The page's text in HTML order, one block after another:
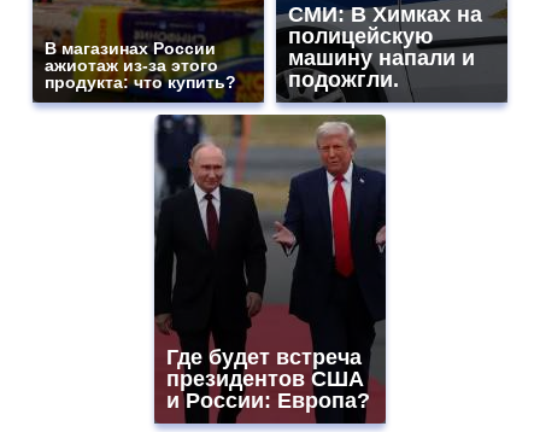
В магазинах России
ажиотаж из-за этого
продукта: что купить?
СМИ: В Химках на
полицейскую
машину напали и
подожгли.
Где будет встреча
президентов США
и России: Европа?